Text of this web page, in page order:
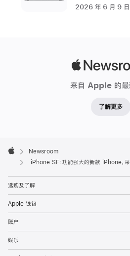
2026 年 6 月 9 日
来自 Apple 的最
了解更多
Footer

Apple
Newsroom
iPhone SE：功能强大的新款 iPhone，
选购及了解
Apple 钱包
账户
娱乐